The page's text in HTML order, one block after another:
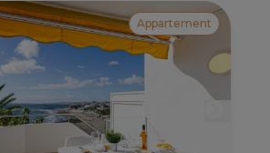
Appartement